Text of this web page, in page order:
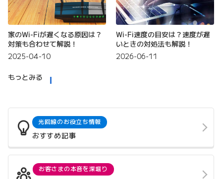
家のWi-Fiが遅くなる原因は？
対策も合わせて解説！
2025-04-10
Wi-Fi速度の目安は？速度が遅
いときの対処法も解説！
2026-06-11
もっとみる
光回線のお役立ち情報
おすすめ記事
お客さまの本音を深堀り